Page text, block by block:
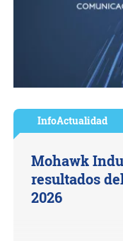
InfoActualidad
Mohawk
resultados
2026